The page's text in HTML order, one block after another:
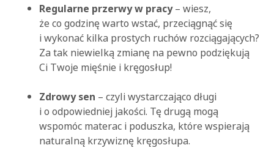
Regularne przerwy w pracy– wiesz,
że co godzinę warto wstać, przeciągnąć się
i wykonać kilka prostych ruchów rozciągających?
Za tak niewielką zmianę na pewno podziękują
Ci Twoje mięśnie i kręgosłup!
Zdrowy sen – czyli wystarczająco długi
i o odpowiedniej jakości. Tę drugą mogą
wspomóc materac i poduszka, które wspierają
naturalną krzywiznę kręgosłupa.